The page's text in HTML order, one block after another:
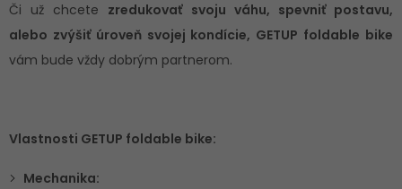
Či už chcete zredukovať svoju váhu, spevniť postavu,
alebo zvýšiť úroveň svojej kondície, GETUP foldable bike
vám bude vždy dobrým partnerom.
Vlastnosti GETUP foldable bike:
Mechanika: